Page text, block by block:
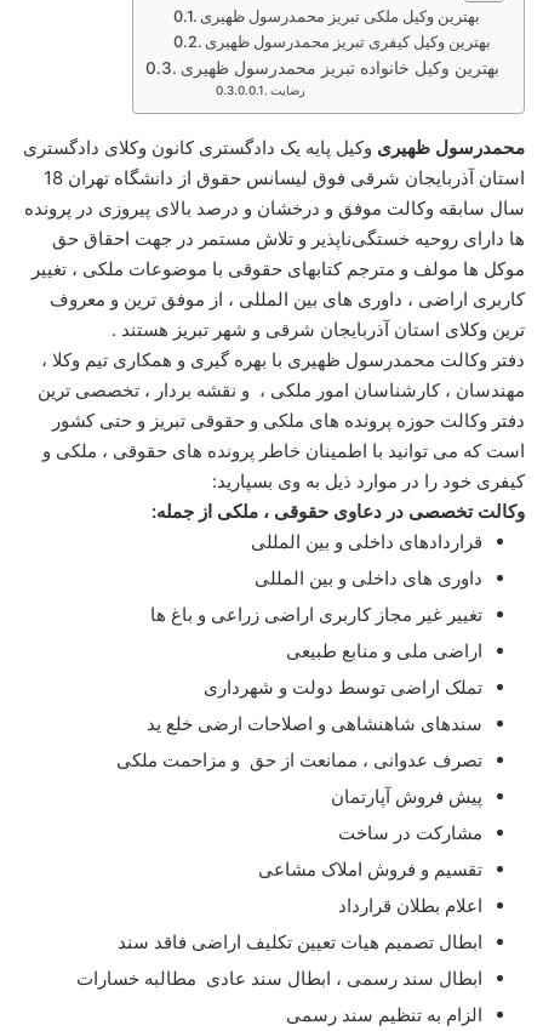
بهترین وکیل ملکی تبریز محمدرسول ظهیری
بهترین وکیل کیفری تبریز محمدرسول ظهیری
بهترین وکیل خانواده تبریز محمدرسول ظهیری
رضایت
محمدرسول ظهیری وکیل پایه یک دادگستری کانون وکلای دادگستری
استان آذربایجان شرقی فوق لیسانس حقوق از دانشگاه تهران 18
سال سابقه وکالت موفق و درخشان و درصد بالای پیروزی در پرونده
ها دارای روحیه خستگی‌ناپذیر و تلاش مستمر در جهت احقاق حق
موکل ها مولف و مترجم کتابهای حقوقی با موضوعات ملکی ، تغییر
کاربری اراضی ، داوری های بین المللی ، از موفق ترین و معروف
ترین وکلای استان آذربایجان شرقی و شهر تبریز هستند .
دفتر وکالت محمدرسول ظهیری با بهره گیری و همکاری تیم وکلا ،
مهندسان ، کارشناسان امور ملکی ، و نقشه بردار ، تخصصی ترین
دفتر وکالت حوزه پرونده های ملکی و حقوقی تبریز و حتی کشور
است که می توانید با اطمینان خاطر پرونده های حقوقی ، ملکی و
کیفری خود را در موارد ذیل به وی بسپارید:
وکالت تخصصی در دعاوی حقوقی ، ملکی از جمله:
قراردادهای داخلی و بین المللی
داوری های داخلی و بین المللی
تغییر غیر مجاز کاربری اراضی زراعی و باغ ها
اراضی ملی و منابع طبیعی
تملک اراضی توسط دولت و شهرداری
سندهای شاهنشاهی و اصلاحات ارضی خلع ید
تصرف عدوانی ، ممانعت از حق ‌ و مزاحمت ملکی
پیش فروش آپارتمان
مشارکت در ساخت
تقسیم و فروش املاک مشاعی
اعلام بطلان قرارداد
ابطال تصمیم هیات تعیین تکلیف اراضی فاقد سند
ابطال سند رسمی ، ابطال سند عادی مطالبه خسارات
الزام به تنظیم سند رسمی